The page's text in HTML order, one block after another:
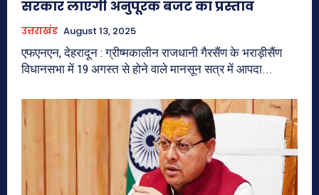
सरकार लाएगी अनुपूरक बजट का प्रस्ताव
उत्तराखंड August 13, 2025
एफएनएन, देहरादून : ग्रीष्मकालीन राजधानी गैरसैंण के भराड़ीसैंण
विधानसभा में 19 अगस्त से होने वाले मानसून सत्र में आपदा...